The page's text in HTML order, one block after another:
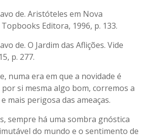
de. Aristóteles em Nova
Editora, 1996, p. 133.
de. O Jardim das Aflições. Vide
p. 277.
numa era em que a novidade é
si mesma algo bom, corremos a
mais perigosa das ameaças.
sempre há uma sombra gnóstica
do mundo e o sentimento de